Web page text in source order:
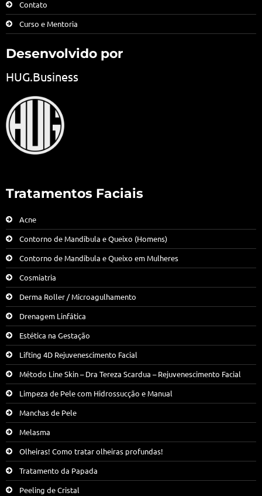
Contato
Curso e Mentoria
Desenvolvido por
HUG.Business
Tratamentos Faciais
Acne
Contorno de Mandíbula e Queixo (Homens)
Contorno de Mandíbula e Queixo em Mulheres
Cosmiatria
Derma Roller / Microagulhamento
Drenagem Linfática
Estética na Gestação
Lifting 4D Rejuvenescimento Facial
Método Line Skin – Dra Tereza Scardua – Rejuvenescimento Facial
Limpeza de Pele com Hidrossucção e Manual
Manchas de Pele
Melasma
Olheiras! Como tratar olheiras profundas!
Tratamento da Papada
Peeling de Cristal